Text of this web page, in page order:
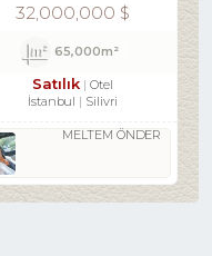
32,000,000 $
65,000m²
Satılık
Otel
İstanbul
Silivri
MELTEM ÖNDER